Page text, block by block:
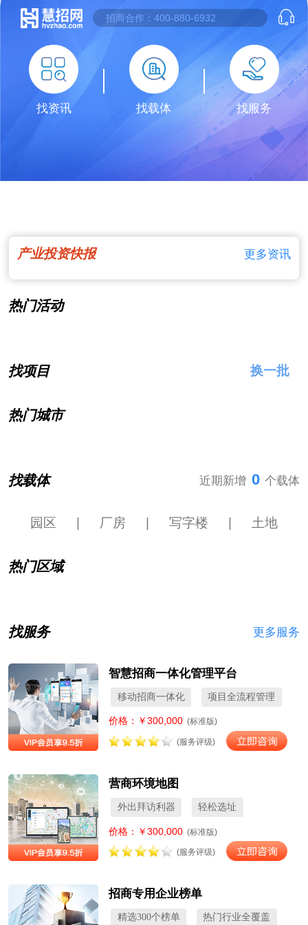
找资讯 找载体 找服务
产业投资快报 更多资讯
热门活动
找项目 换一批
热门城市
找载体 近期新增 0 个载体
园区 厂房 写字楼 土地
热门区域
找服务 更多服务
智慧招商一体化管理平台
移动招商一体化 项目全流程管理
价格：￥300,000 (标准版)
(服务评级)
营商环境地图
外出拜访利器 轻松选址
价格：￥300,000 (标准版)
(服务评级)
招商专用企业榜单
精选300个榜单 热门行业全覆盖